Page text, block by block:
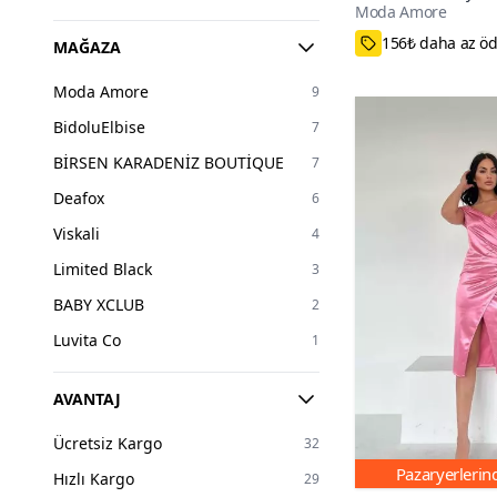
MAĞAZA
Moda Amore 9
BidoluElbise 7
BİRSEN KARADENİZ BOUTİQUE 7
Deafox 6
Viskali 4
Limited Black 3
BABY XCLUB 2
Luvita Co 1
AVANTAJ
Ücretsiz Kargo 32
Hızlı Kargo 29
Yaka Detaylı Abiye
Moda Amore
38,40,42